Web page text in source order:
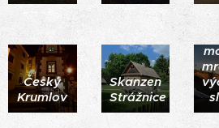
Český
Krumlov
Skanzen
Strážnice
Nejstarší